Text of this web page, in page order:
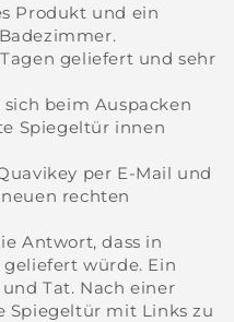
Produkt und ein
geliefert und sehr
beim Auspacken
Spiegeltür innen
per E-Mail und
rechten
Antwort, dass in
würde. Ein
Tat. Nach einer
Spiegeltür mit Links zu